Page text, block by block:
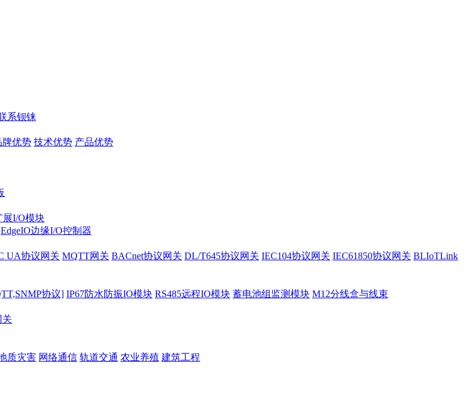
系钡铼
牌优势 技术优势 产品优势
展I/O模块
EdgeIO边缘I/O控制器
UA协议网关 MQTT网关 BACnet协议网关 DL/T645协议网关 IEC104协议网关 IEC61850协议网关 BLIoTLink
协议] IP67防水防振IO模块 RS485远程IO模块 蓄电池组监测模块 M12分线盒与线束
关
质灾害 网络通信 轨道交通 农业养殖 建筑工程